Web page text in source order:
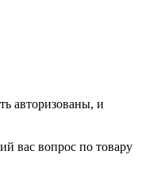
авторизованы, и
вас вопрос по товару